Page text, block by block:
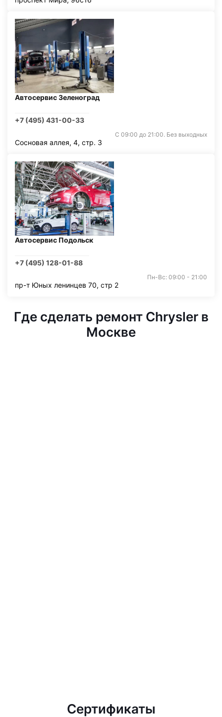
Автосервис Зеленоград
+7 (495) 431-00-33
С 09:00 до 21:00. Без выходных
Сосновая аллея, 4, стр. 3
Автосервис Подольск
+7 (495) 128-01-88
Пн-Вс: 09:00 - 21:00
пр-т Юных ленинцев 70, стр 2
Где сделать ремонт Chrysler в
Москве
Сертификаты